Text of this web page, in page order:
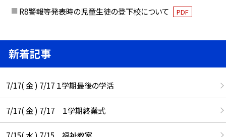
R8警報等発表時の児童生徒の登下校について PDF
新着記事
7/17( 金 ) 7/17 １学期最後の学活
7/17( 金 ) 7/17 １学期終業式